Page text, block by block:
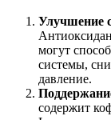
Улучшение
могут
системы,
давление.
содержит